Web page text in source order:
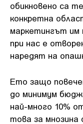
обикновено са
конкретна
маркетингът им
при нас е
наредят на
Ето защо
до минимум
най-много 10%
това за мнозина